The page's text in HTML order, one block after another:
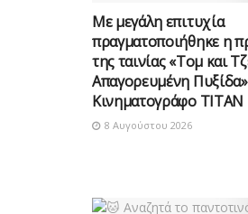
Με μεγάλη επιτυχία
πραγματοποιήθηκε η
της ταινίας «Τομ και
Απαγορευμένη
Κινηματογράφο ΤΙΤΑΝ
8 Αυγούστου 2026